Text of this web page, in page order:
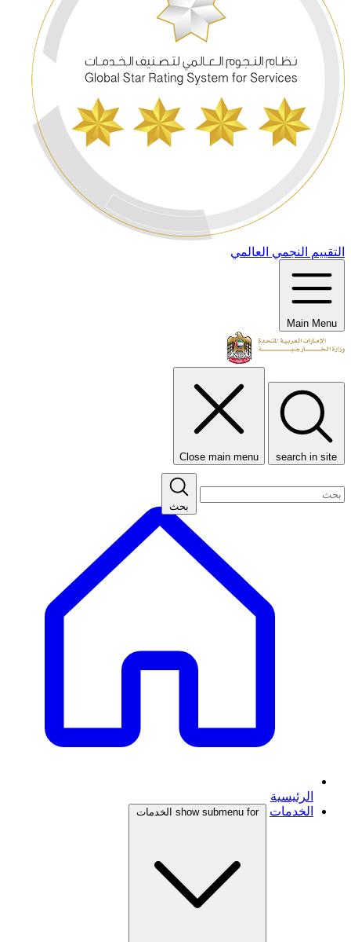
التقييم النجمي العالمي
Main Menu
search in site
Close main menu
بحث
الرئيسية
الخدمات
show submenu for الخدمات